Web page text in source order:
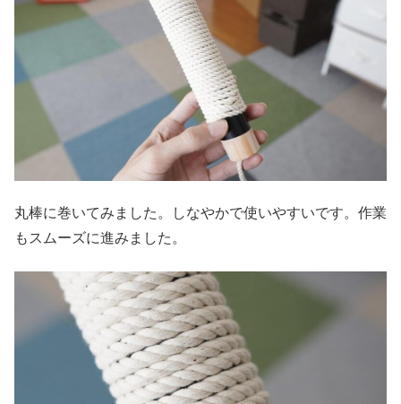
丸棒に巻いてみました。しなやかで使いやすいです。作業
もスムーズに進みました。